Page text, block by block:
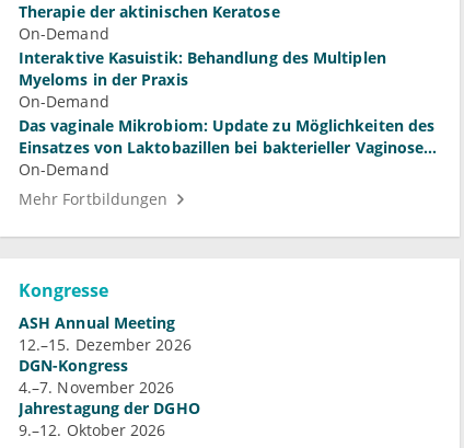
Therapie der aktinischen Keratose
On-Demand
Interaktive Kasuistik: Behandlung des Multiplen
Myeloms in der Praxis
On-Demand
Das vaginale Mikrobiom: Update zu Möglichkeiten des
Einsatzes von Laktobazillen bei bakterieller Vaginose
und Vulvovaginalkandidose
On-Demand
Mehr Fortbildungen
Kongresse
ASH Annual Meeting
12.–15. Dezember 2026
DGN-Kongress
4.–7. November 2026
Jahrestagung der DGHO
9.–12. Oktober 2026